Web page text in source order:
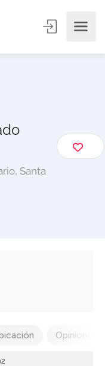
Santa
Opiniones